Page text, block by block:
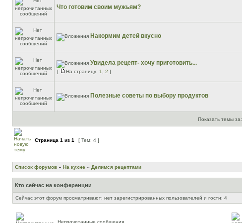
Что готовим своим мужьям?
Накормим детей вкусно
Увидела рецепт- хочу приготовить...
[ На страницу: 1 2 ]
Полезные советы по выбору продуктов
Показать темы за:
Страница 1 из 1 [ Тем: 4 ]
Список форумов » На кухне » Делимся рецептами
Кто сейчас на конференции
Сейчас этот форум просматривают: нет зарегистрированных пользователей и гости: 4
Непрочитанные сообщения